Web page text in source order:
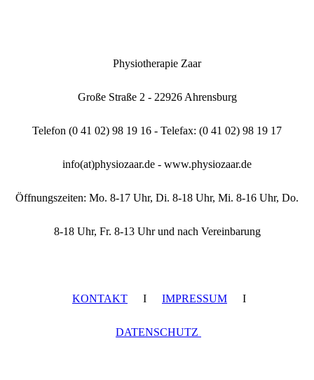
Physiotherapie Zaar
Große Straße 2 - 22926 Ahrensburg
Telefon (0 41 02) 98 19 16 - Telefax: (0 41 02) 98 19 17
info(at)physiozaar.de - www.physiozaar.de
Öffnungszeiten: Mo. 8-17 Uhr, Di. 8-18 Uhr, Mi. 8-16 Uhr, Do.
8-18 Uhr, Fr. 8-13 Uhr und nach Vereinbarung
KONTAKT I IMPRESSUM I
DATENSCHUTZ